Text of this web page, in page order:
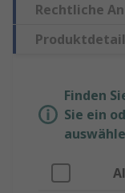
Rechtliche
Finden
Sie ein